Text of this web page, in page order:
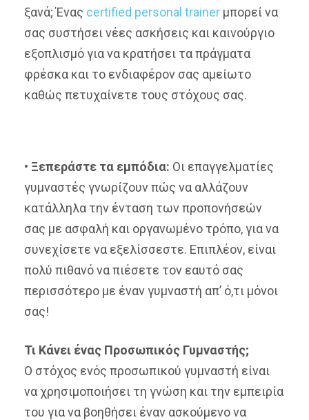
ξανά; Ένας certified personal trainer μπορεί να
σας συστήσει νέες ασκήσεις και καινούργιο
εξοπλισμό για να κρατήσει τα πράγματα
φρέσκα και το ενδιαφέρον σας αμείωτο
καθώς πετυχαίνετε τους στόχους σας.
• Ξεπεράστε τα εμπόδια: Οι επαγγελματίες
γυμναστές γνωρίζουν πώς να αλλάζουν
κατάλληλα την ένταση των προπονήσεών
σας με ασφαλή και οργανωμένο τρόπο, για να
συνεχίσετε να εξελίσσεστε. Επιπλέον, είναι
πολύ πιθανό να πιέσετε τον εαυτό σας
περισσότερο με έναν γυμναστή απ’ ό,τι μόνοι
σας!
Τι Κάνει ένας Προσωπικός Γυμναστής;
Ο στόχος ενός προσωπικού γυμναστή είναι
να χρησιμοποιήσει τη γνώση και την εμπειρία
του για να βοηθήσει έναν ασκούμενο να